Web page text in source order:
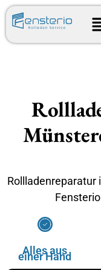
Rollladenreparatur
Alles aus
einer Hand